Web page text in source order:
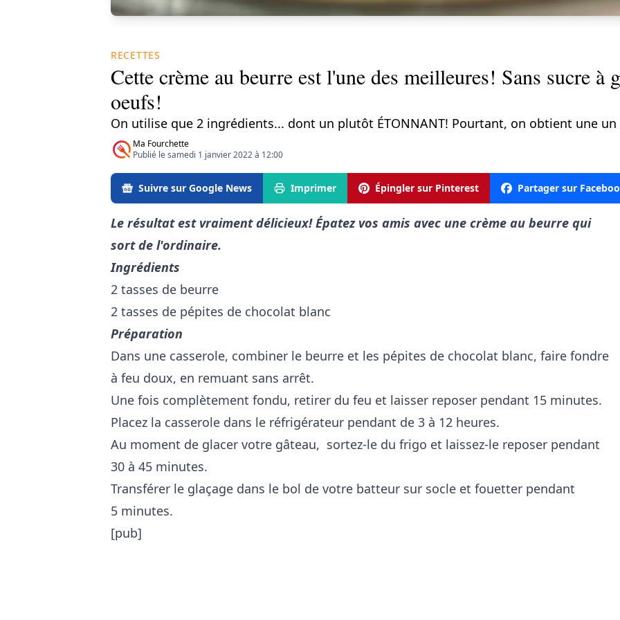
RECETTES
Cette crème au beurre est l'une des meilleures! Sans sucre à
oeufs!
On utilise que 2 ingrédients... dont un plutôt ÉTONNANT! Pourtant, on obtient une
Ma Fourchette
Publié le samedi 1 janvier 2022 à 12:00
Suivre sur Google News Imprimer Épingler sur Pinterest Partager sur
Le résultat est vraiment délicieux! Épatez vos amis avec une crème au beurre qui
sort de l'ordinaire.
Ingrédients
2 tasses de beurre
2 tasses de pépites de chocolat blanc
Préparation
Dans une casserole, combiner le beurre et les pépites de chocolat blanc, faire fondre
à feu doux, en remuant sans arrêt.
Une fois complètement fondu, retirer du feu et laisser reposer pendant 15 minutes.
Placez la casserole dans le réfrigérateur pendant de 3 à 12 heures.
Au moment de glacer votre gâteau, sortez-le du frigo et laissez-le reposer pendant
30 à 45 minutes.
Transférer le glaçage dans le bol de votre batteur sur socle et fouetter pendant
5 minutes.
[pub]